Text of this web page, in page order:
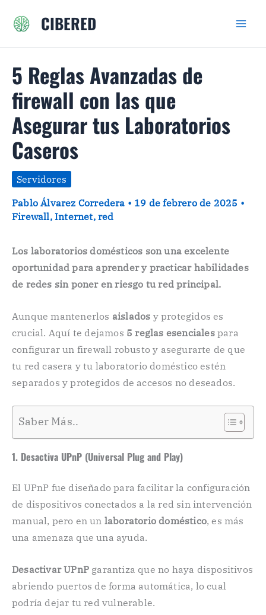
CIBERED
5 Reglas Avanzadas de
firewall con las que
Asegurar tus Laboratorios
Caseros
Servidores
Pablo Álvarez Corredera • 19 de febrero de 2025 •
Firewall,Internet,red
Los laboratorios domésticos son una excelente
oportunidad para aprender y practicar habilidades
de redes sin poner en riesgo tu red principal.
Aunque mantenerlos aislados y protegidos es
crucial. Aquí te dejamos 5 reglas esencialespara
configurar un firewall robusto y asegurarte de que
tu red casera y tu laboratorio doméstico estén
separados y protegidos de accesos no deseados.
Saber Más..
1. Desactiva UPnP (Universal Plug and Play)
El UPnP fue diseñado para facilitar la configuración
de dispositivos conectados a la red sin intervención
manual, pero en un laboratorio doméstico, es más
una amenaza que una ayuda.
Desactivar UPnP garantiza que no haya dispositivos
abriendo puertos de forma automática, lo cual
podría dejar tu red vulnerable.